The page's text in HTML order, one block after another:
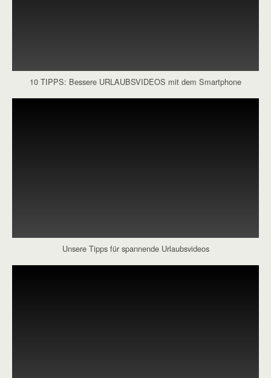
10 TIPPS: Bessere URLAUBSVIDEOS mit dem Smartphone
Unsere Tipps für spannende Urlaubsvideos